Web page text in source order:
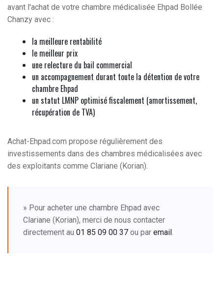
avant l'achat de votre chambre médicalisée Ehpad Bollée
Chanzy avec :
la meilleure rentabilité
le meilleur prix
une relecture du bail commercial
un accompagnement durant toute la détention de votre
chambre Ehpad
un statut LMNP optimisé fiscalement (amortissement,
récupération de TVA)
Achat-Ehpad.com propose régulièrement des
investissements dans des chambres médicalisées avec
des exploitants comme Clariane (Korian).
» Pour acheter une chambre Ehpad avec
Clariane (Korian), merci de nous contacter
directement au 01 85 09 00 37 ou par email